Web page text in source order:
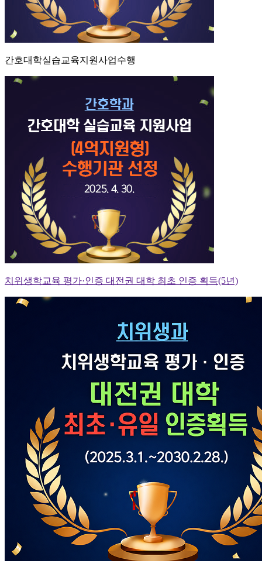
간호대학실습교육지원사업수행
치위생학교육 평가·인증 대전권 대학 최초 인증 획득(5년)